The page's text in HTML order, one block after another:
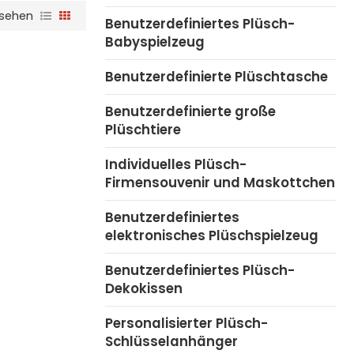
Benutzerdefiniertes Plüsch-
Babyspielzeug
Benutzerdefinierte Plüschtasche
Benutzerdefinierte große
Plüschtiere
Individuelles Plüsch-
Firmensouvenir und Maskottchen
Benutzerdefiniertes
elektronisches Plüschspielzeug
Benutzerdefiniertes Plüsch-
Dekokissen
Personalisierter Plüsch-
Schlüsselanhänger